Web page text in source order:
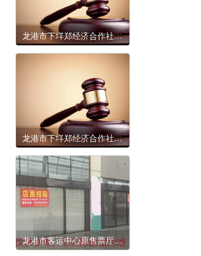
龙港市下垟郑经济合作社站港大道567号福园大酒店（原新联大酒店）6年租赁权拍卖公告
龙港市下垟郑经济合作社西三街745号房屋5年租赁权拍卖公告
龙港市客运中心原售票厅店面5年租赁权交易公告